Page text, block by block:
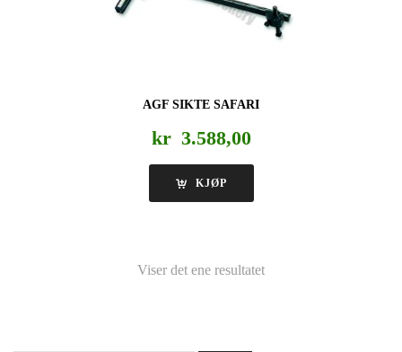
AGF SIKTE SAFARI
kr 3.588,00
KJØP
Viser det ene resultatet